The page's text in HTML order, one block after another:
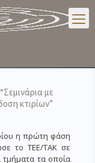
με
κτιρίων”
η πρώτη φάση
το ΤΕΕ/ΤΑΚ σε
τμήματα τα οποία